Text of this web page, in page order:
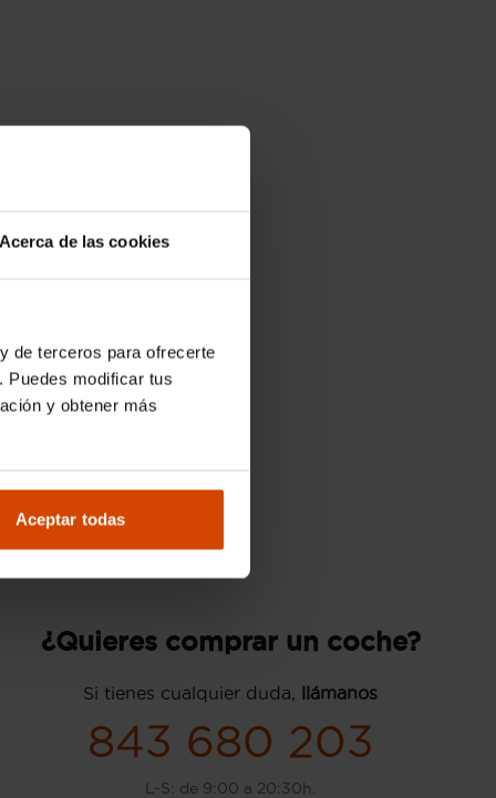
Acerca de las cookies
de terceros para ofrecerte
Puedes modificar tus
y obtener más
Aceptar todas
¿Quieres comprar un coche?
Si tienes cualquier duda, llámanos
843 680 203
L-S: de 9:00 a 20:30h.